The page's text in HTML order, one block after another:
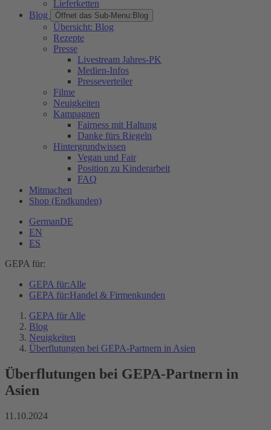
Lieferketten
Blog
Öffnet das Sub-Menu: Blog
Übersicht: Blog
Rezepte
Presse
Livestream Jahres-PK
Medien-Infos
Presseverteiler
Filme
Neuigkeiten
Kampagnen
Fairness mit Haltung
Danke fürs Riegeln
Hintergrundwissen
Vegan und Fair
Position zu Kinderarbeit
FAQ
Mitmachen
Shop (Endkunden)
GermanDE
EN
ES
GEPA für:
GEPA für:Alle
GEPA für:Handel & Firmenkunden
GEPA für Alle
Blog
Neuigkeiten
Überflutungen bei GEPA-Partnern in Asien
Überflutungen bei GEPA-Partnern in
Asien
11.10.2024